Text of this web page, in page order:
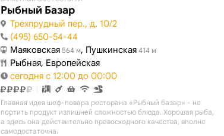
Рыбный Базар
Трехпрудный пер., д. 10/2
(495) 650-54-44
Маяковская 564 м, Пушкинская 414 м
Рыбная, Европейская
сегодня с 12:00 до 00:00
Главная идея шеф-повара ресторана «Рыбный базар» - не
портить продукт излишней сложностью блюда. Хорошая рыба,
а здесь она действительно превосходного качества, вполне
самодостаточна.